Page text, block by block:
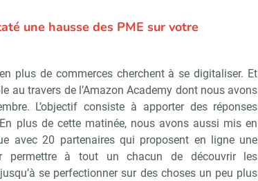
une hausse des PME sur votre
plus de commerces cherchent à se digitaliser. Et
au travers de l’Amazon Academy dont nous avons
L’objectif consiste à apporter des réponses
plus de cette matinée, nous avons aussi mis en
avec 20 partenaires qui proposent en ligne une
permettre à tout un chacun de découvrir les
se perfectionner sur des choses un peu plus